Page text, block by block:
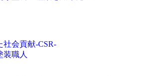
社会貢献-CSR-
装職人